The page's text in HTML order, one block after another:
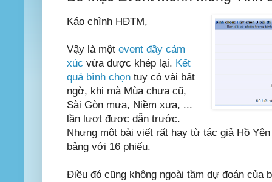
Káo chình HĐTM,
Vậy là một event đầy cảm
xúc vừa được khép lại. Kết
quả bình chọn tuy có vài bất
ngờ, khi mà Mùa chưa cũ,
Sài Gòn mưa, Niềm xưa, ...
lần lượt được dẫn trước.
Nhưng một bài viết rất hay từ tác giả Hồ
bảng với 16 phiếu.
Điều đó cũng không ngoài tầm dự đoán của